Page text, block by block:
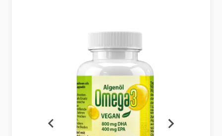
MSM (Methylsulfonylmethan) ist eine wertvolle Quelle für
organischen Schwefel, der viele wichtige Funktionen in
unserem Körper unterstützt. Von der Förderung der
Gelenkgesundheit und der Entgiftung über die Stärkung des
Immunsystems bis hin zur Verbesserung der Haut-, Haar-
und Nagelgesundheit: MSM bietet zahlreiche Vorteile, die